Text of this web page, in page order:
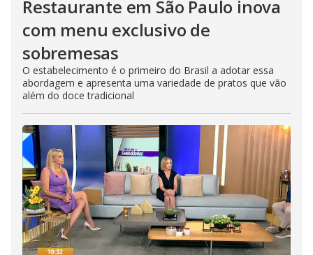
Restaurante em São Paulo inova
com menu exclusivo de
sobremesas
O estabelecimento é o primeiro do Brasil a adotar essa
abordagem e apresenta uma variedade de pratos que vão
além do doce tradicional